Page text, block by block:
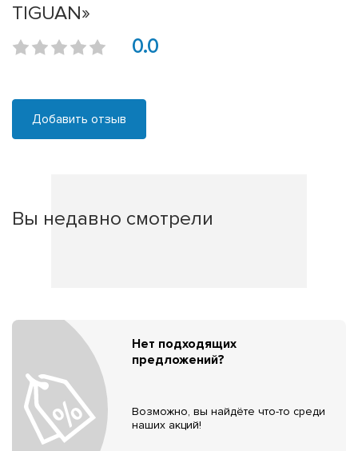
TIGUAN»
0.0
Добавить отзыв
Вы недавно смотрели
Нет подходящих
предложений?
Возможно, вы найдёте что-то среди
наших акций!